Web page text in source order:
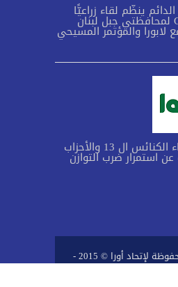
ينظّم لقاء زراعيًّا
حول مشروع GATE لمحافظتي جبل لبنان
لابورا والمؤتمر المسيحي
لابورا ومجلس أمناء الكنائس ال 13 والأحزاب
استمرار ضرب التوازن
جميع الحقوق محفوظة لإتحاد أورا © 2015 -
2024